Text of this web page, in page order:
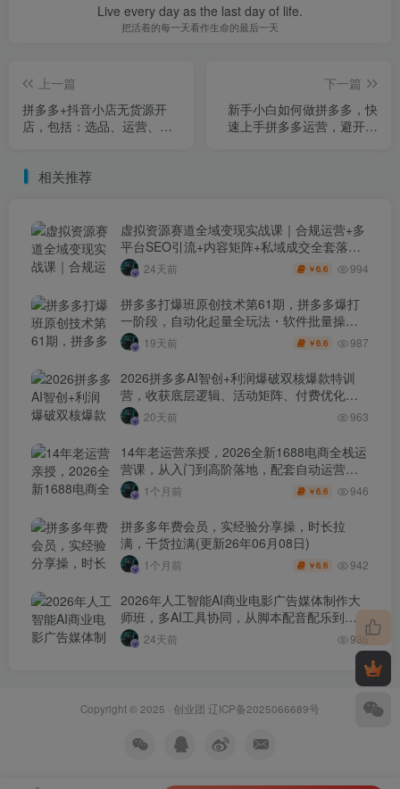
Live every day as the last day of life.
把活着的每一天看作生命的最后一天
上一篇
拼多多+抖音小店无货源开
店，包括：选品、运营、基
下一篇
新手小白如何做拼多多，快
速上手拼多多运营，避开踩
相关推荐
虚拟资源赛道全域变现实战课｜合规运营+多
平台SEO引流+内容矩阵+私域成交全套落地
玩法24天前 ￥6.6 994
拼多多打爆班原创技术第61期，拼多多爆打
一阶段，自动化起量全玩法・软件批量操
作・投产优化・大促矩阵实战课
19天前 ￥6.6 987
2026拼多多AI智创+利润爆破双核爆款特训
营，收获底层逻辑、活动矩阵、付费优化、
0-1打爆SOP
20天前 963
14年老运营亲授，2026全新1688电商全栈运
营课，从入门到高阶落地，配套自动运营表
+工具包+直播诊断等
1个月前 ￥6.6 946
拼多多年费会员，实经验分享操，时长拉
满，干货拉满(更新26年06月08日)
1个月前 ￥6.6 942
2026年人工智能AI商业电影广告媒体制作大
师班，多AI工具协同，从脚本配音配乐到电
影级短片、品牌广告全流程实战（中英字
幕）
24天前 936
Copyright © 2025 · 创业团 辽ICP备2025066689号